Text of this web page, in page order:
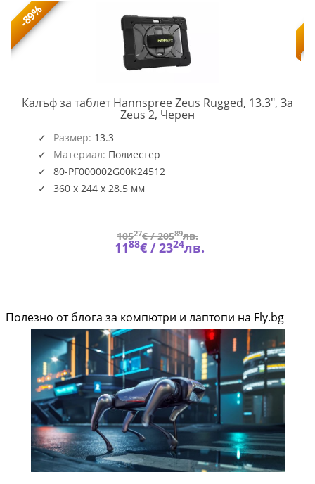
-89%
Калъф за таблет Hannspree Zeus Rugged, 13.3", За
Zeus 2, Черен HSG-
Размер: 13.3
Материал: Полиестер
80-PF000002G00K24512
360 x 244 x 28.5 мм
10527€ /20589лв.
1188€ /2324лв.
Полезно от блога за компютри и лаптопи на Fly.bg